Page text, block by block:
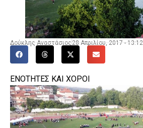
Δούκλης Αναστάσιος 28 Απριλίου, 2017 - 13:12
ΕΝΟΤΗΤΕΣ ΚΑΙ ΧΟΡΟΙ